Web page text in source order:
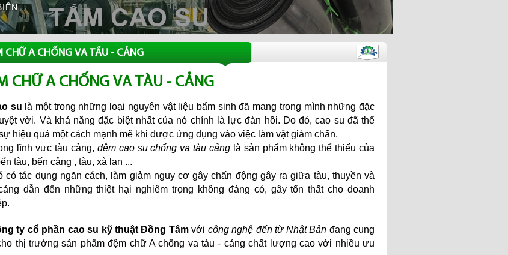
CHỮ A CHỐNG VA TẦU - CẢNG
CHỮ A CHỐNG VA TÀU - CẢNG
su là một trong những loại nguyên vật liệu bẩm sinh đã mang trong mình những đặc
vời. Và khả năng đặc biệt nhất của nó chính là lực đàn hồi. Do đó, cao su đã thể
hiệu quả một cách mạnh mẽ khi được ứng dụng vào việc làm vật giảm chấn.
lĩnh vực tàu cảng, đệm cao su chống va tàu cảnglà sản phẩm không thể thiếu của
tàu, bến cảng , tàu, xà lan ...
tác dụng ngăn cách, làm giảm nguy cơ gây chấn động gây ra giữa tàu, thuyền và
dẫn đến những thiệt hại nghiêm trọng không đáng có, gây tổn thất cho doanh
ty cổ phần cao su kỹ thuật Đồng Tâmvới công nghệ đến từ Nhật Bản đang cung
thị trường sản phẩm đệm chữ A chống va tàu - cảng chất lượng cao với nhiều ưu